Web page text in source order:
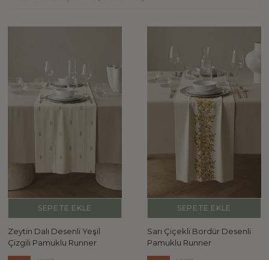
SEPETE EKLE
Zeytin Dalı Desenli Yeşil
Çizgili Pamuklu Runner
SEPETE EKLE
Sarı Çiçekli Bordür Desenli
Pamuklu Runner